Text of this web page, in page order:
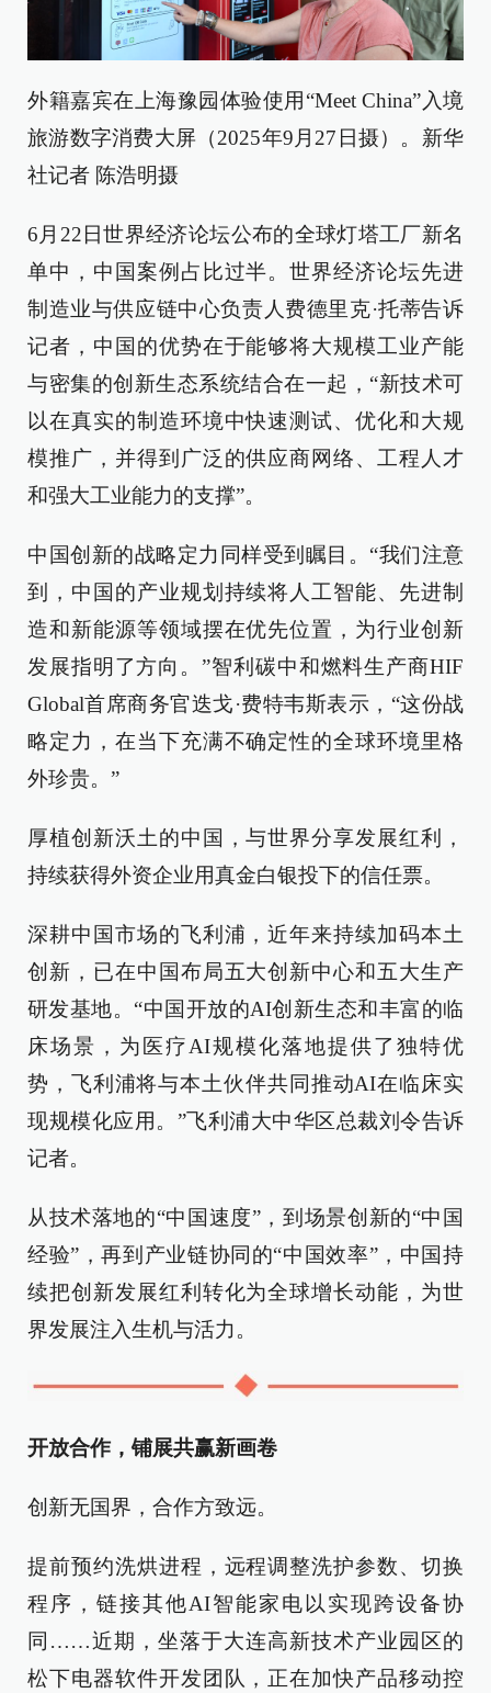
外籍嘉宾在上海豫园体验使用“Meet China”入境
旅游数字消费大屏（2025年9月27日摄）。新华
社记者 陈浩明摄
6月22日世界经济论坛公布的全球灯塔工厂新名
单中，中国案例占比过半。世界经济论坛先进
制造业与供应链中心负责人费德里克·托蒂告诉
记者，中国的优势在于能够将大规模工业产能
与密集的创新生态系统结合在一起，“新技术可
以在真实的制造环境中快速测试、优化和大规
模推广，并得到广泛的供应商网络、工程人才
和强大工业能力的支撑”。
中国创新的战略定力同样受到瞩目。“我们注意
到，中国的产业规划持续将人工智能、先进制
造和新能源等领域摆在优先位置，为行业创新
发展指明了方向。”智利碳中和燃料生产商HIF
Global首席商务官迭戈·费特韦斯表示，“这份战
略定力，在当下充满不确定性的全球环境里格
外珍贵。”
厚植创新沃土的中国，与世界分享发展红利，
持续获得外资企业用真金白银投下的信任票。
深耕中国市场的飞利浦，近年来持续加码本土
创新，已在中国布局五大创新中心和五大生产
研发基地。“中国开放的AI创新生态和丰富的临
床场景，为医疗AI规模化落地提供了独特优
势，飞利浦将与本土伙伴共同推动AI在临床实
现规模化应用。”飞利浦大中华区总裁刘令告诉
记者。
从技术落地的“中国速度”，到场景创新的“中国
经验”，再到产业链协同的“中国效率”，中国持
续把创新发展红利转化为全球增长动能，为世
界发展注入生机与活力。
开放合作，铺展共赢新画卷
创新无国界，合作方致远。
提前预约洗烘进程，远程调整洗护参数、切换
程序，链接其他AI智能家电以实现跨设备协
同……近期，坐落于大连高新技术产业园区的
松下电器软件开发团队，正在加快产品移动控